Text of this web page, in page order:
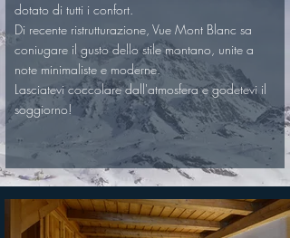
dotato di tutti i confort.
Di recente ristrutturazione, Vue Mont Blanc sa
coniugare il gusto dello stile montano, unite a
note minimaliste e moderne.
Lasciatevi coccolare dall'atmosfera e godetevi il
soggiorno!